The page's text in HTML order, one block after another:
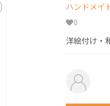
ハンドメイ
0
洋絵付け・